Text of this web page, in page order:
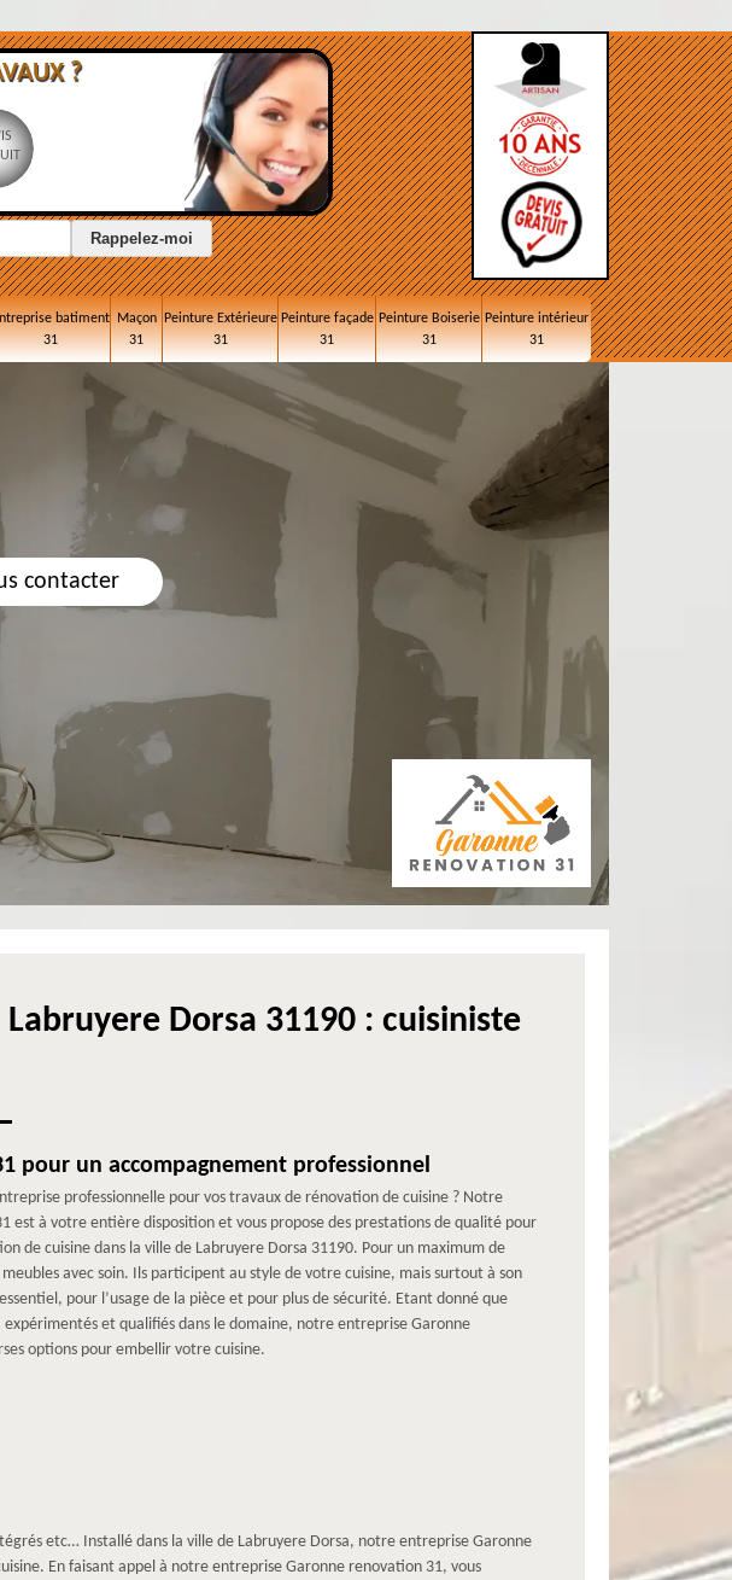
?
batiment
31
Maçon
31
Peinture Extérieure
31
Peinture façade
31
Peinture Boiserie
31
Peinture intérieur
31
contacter
Dorsa 31190 : cuisiniste
pour un accompagnement professionnel
professionnelle pour vos travaux de rénovation de cuisine ? Notre
est à votre entière disposition et vous propose des prestations de qualité pour
de cuisine dans la ville de Labruyere Dorsa 31190. Pour un maximum de
avec soin. Ils participent au style de votre cuisine, mais surtout à son
pour l’usage de la pièce et pour plus de sécurité. Etant donné que
expérimentés et qualifiés dans le domaine, notre entreprise Garonne
options pour embellir votre cuisine.
etc… Installé dans la ville de Labruyere Dorsa, notre entreprise Garonne
En faisant appel à notre entreprise Garonne renovation 31, vous